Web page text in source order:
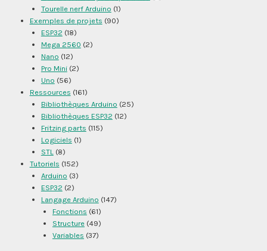
Tourelle nerf Arduino (1)
Exemples de projets (90)
ESP32 (18)
Mega 2560 (2)
Nano (12)
Pro Mini(2)
Uno (56)
Ressources (161)
Bibliothèques Arduino (25)
Bibliothèques ESP32 (12)
Fritzing parts (115)
Logiciels (1)
STL(8)
Tutoriels (152)
Arduino (3)
ESP32 (2)
Langage Arduino (147)
Fonctions (61)
Structure(49)
Variables (37)